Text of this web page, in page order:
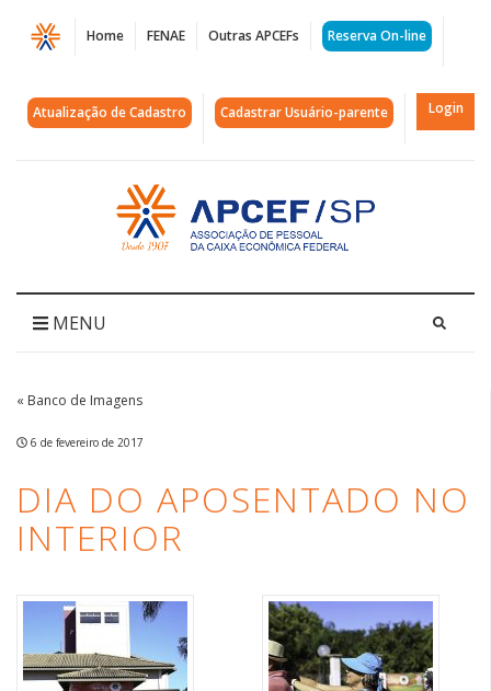
Página
Dia
do
Interior
APCEF/SP
Home FENAE Outras APCEFs Reserva On-line
Atualização de Cadastro Cadastrar Usuário-parente Login
Acessar
página
inicial
MENU
« Banco de Imagens
6 de fevereiro de 2017
DIA DO APOSENTADO NO
INTERIOR